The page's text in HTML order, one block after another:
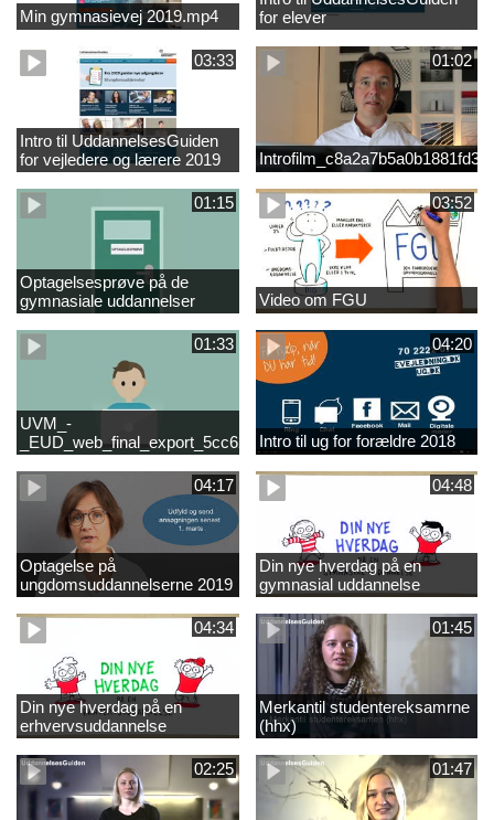
Min gymnasievej 2019.mp4
for elever
03:33
Intro til UddannelsesGuiden
for vejledere og lærere 2019
01:02
01:15
Optagelsesprøve på de
gymnasiale uddannelser
03:52
Video om FGU
01:33
UVM_-
04:20
Intro til ug for forældre 2018
04:17
Optagelse på
ungdomsuddannelserne 2019
04:48
Din nye hverdag på en
gymnasial uddannelse
04:34
Din nye hverdag på en
erhvervsuddannelse
01:45
Merkantil studentereksamrne
(hhx)
02:25 01:47